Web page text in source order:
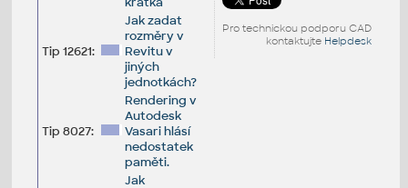
Pro technickou podporu CAD
kontaktujte Helpdesk
Tip 12621:
Jak zadat
rozměry v
Revitu v
jiných
jednotkách?
Tip 8027:
Rendering v
Autodesk
Vasari hlásí
nedostatek
paměti.
Jak